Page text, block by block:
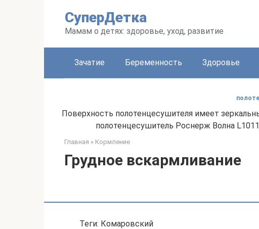
СуперДетка
Мамам о детях: здоровье, уход, развитие
Зачатие Беременность Здоровье
Поверхность полотенцесушителя имеет
полотенцесушитель Роснерж Волна
Главная » Кормление
Грудное вскармливание
Теги: Комаровский